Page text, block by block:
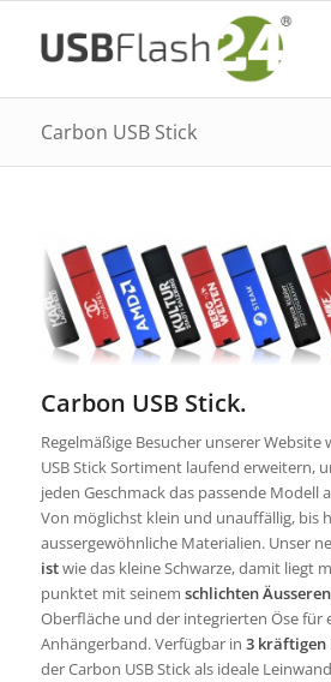
Carbon USB Stick
Carbon USB Stick.
Regelmäßige Besucher unserer Website
USB Stick Sortiment laufend erweitern,
jeden Geschmack das passende Modell
Von möglichst klein und unauffällig, bis
aussergewöhnliche Materialien. Unser
istwie das kleine Schwarze, damit liegt
punktet mit seinem schlichten Äusseren
Oberfläche und der integrierten Öse für
Anhängerband. Verfügbar in 3 kräftigen
der Carbon USB Stick als ideale